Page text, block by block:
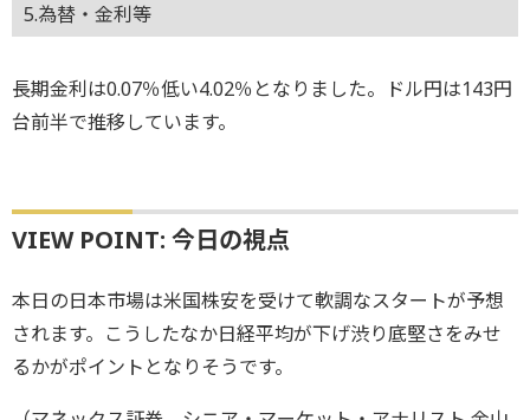
5.為替・金利等
長期金利は0.07％低い4.02％となりました。ドル円は143円
台前半で推移しています。
VIEW POINT: 今日の視点
本日の日本市場は米国株安を受けて軟調なスタートが予想
されます。こうしたなか日経平均が下げ渋り底堅さをみせ
るかがポイントとなりそうです。